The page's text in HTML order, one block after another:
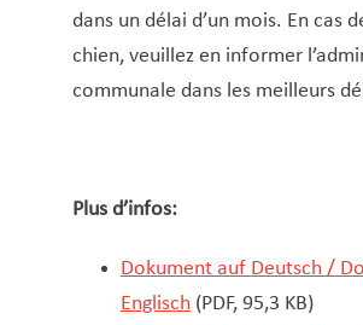
dans un délai d’un mois. ​En cas
chien, veuillez en informer
communale dans les meilleurs
Plus d’infos:
Dokument auf Deutsch /
Englisch(PDF, 95,3 KB)